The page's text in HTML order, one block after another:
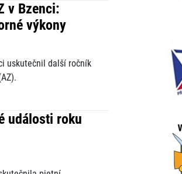
v Bzenci:
výkony
uskutečnil další ročník
události roku